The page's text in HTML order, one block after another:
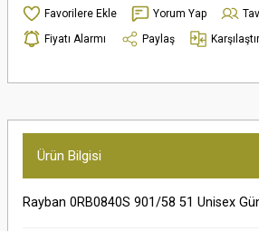
Yorum Yap
Fiyatı Alarmı
Paylaş Karşılaştır
Ürün Bilgisi
Rayban 0RB0840S 901/58 51 Unisex